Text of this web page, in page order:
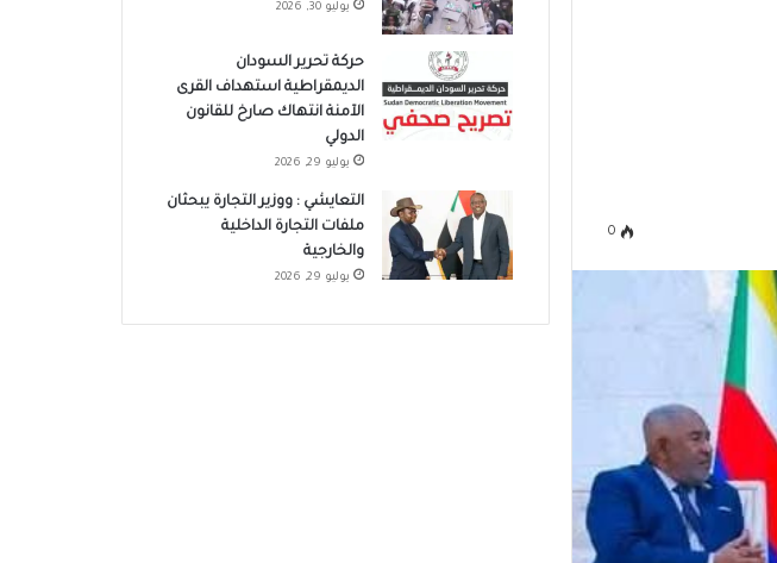
0
يوليو 30, 2026
حركة تحرير السودان
الديمقراطية استهداف القرى
الآمنة انتهاك صارخ للقانون
الدولي
يوليو 29, 2026
التعايشي : ووزير التجارة يبحثان
ملفات التجارة الداخلية
والخارجية
يوليو 29, 2026